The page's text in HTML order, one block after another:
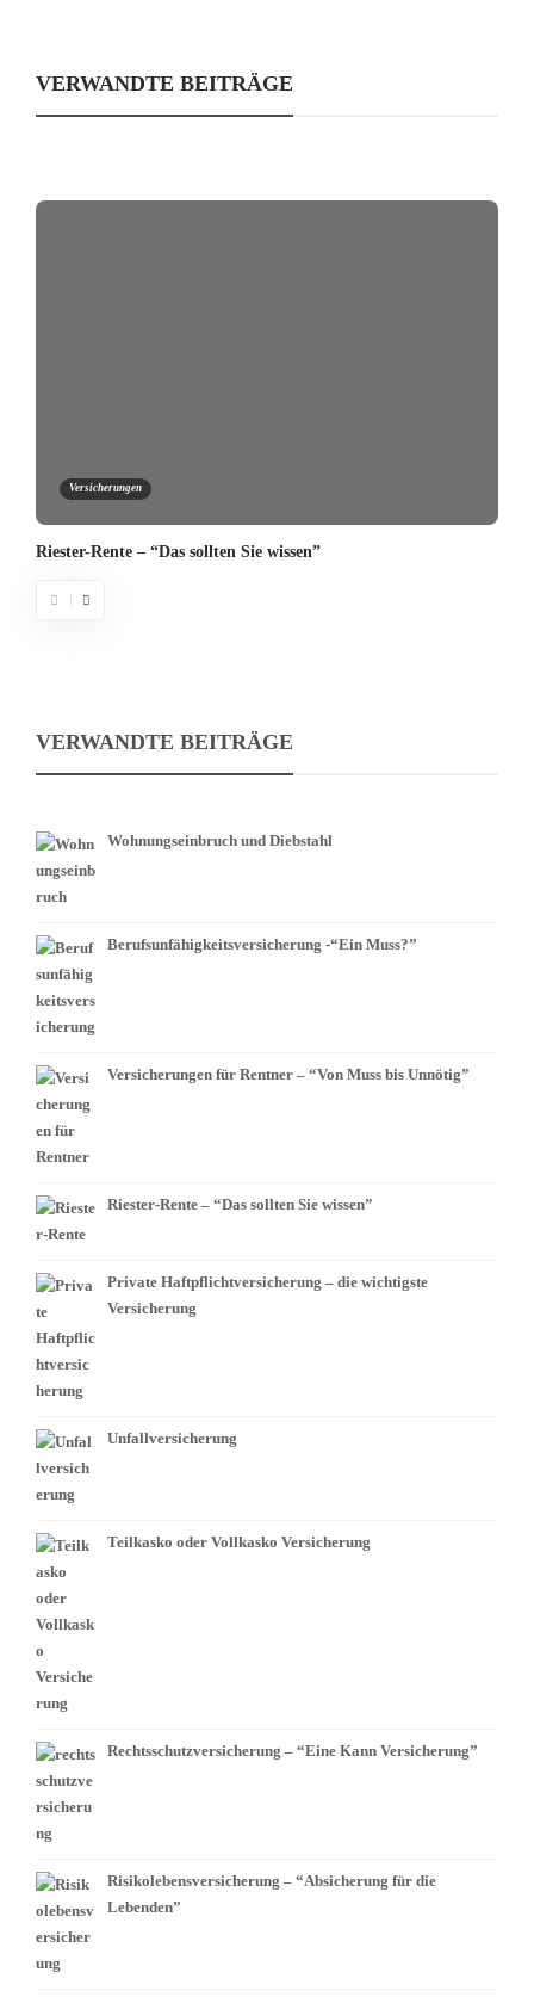
VERWANDTE BEITRÄGE
Versicherungen
Riester-Rente – “Das sollten Sie wissen”
VERWANDTE BEITRÄGE
Wohnungseinbruch und Diebstahl
Berufsunfähigkeitsversicherung -“Ein Muss?”
Versicherungen für Rentner – “Von Muss bis Unnötig”
Riester-Rente – “Das sollten Sie wissen”
Private Haftpflichtversicherung – die wichtigste
Versicherung
Unfallversicherung
Teilkasko oder Vollkasko Versicherung
Rechtsschutzversicherung – “Eine Kann Versicherung”
Risikolebensversicherung – “Absicherung für die
Lebenden”